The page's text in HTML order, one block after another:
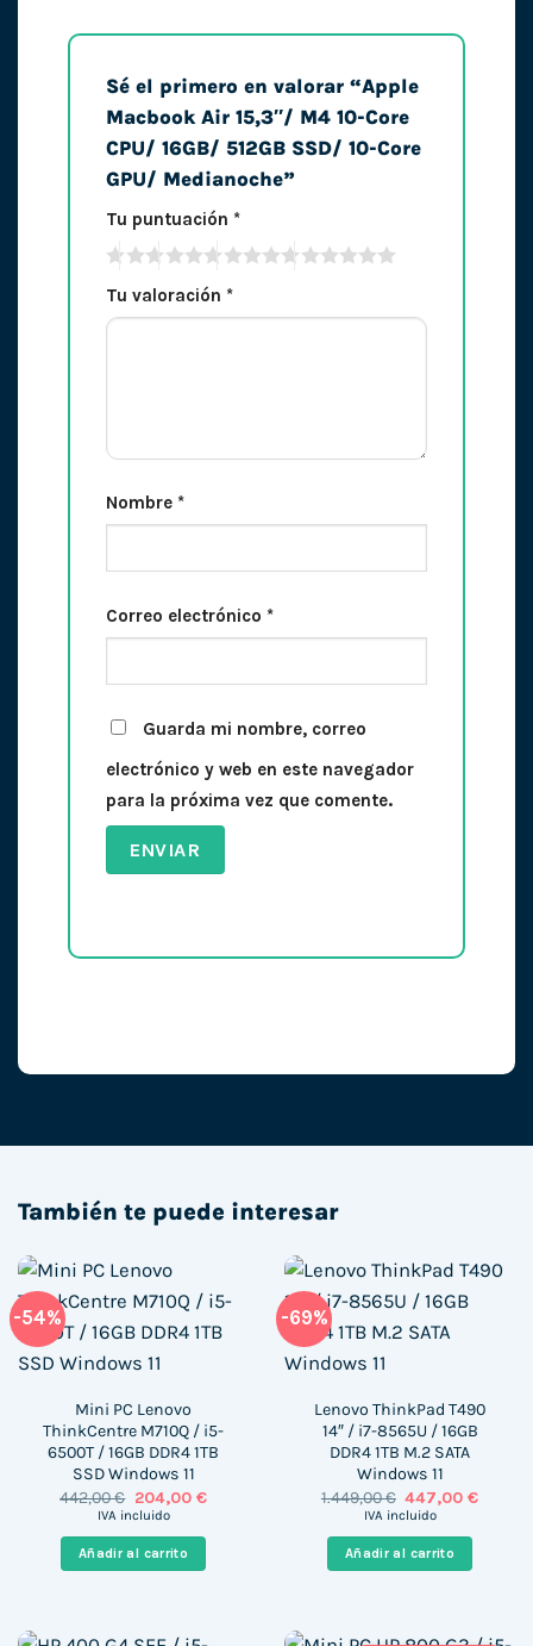
Sé el primero en valorar “Apple
Macbook Air 15,3″/ M4 10-Core
CPU/ 16GB/ 512GB SSD/ 10-Core
GPU/ Medianoche”
Tu puntuación *
Tu valoración *
Nombre *
Correo electrónico *
Guarda mi nombre, correo
electrónico y web en este navegador
para la próxima vez que comente.
También te puede interesar
-54%
Mini PC Lenovo
ThinkCentre M710Q / i5-
6500T / 16GB DDR4 1TB
SSD Windows 11
442,00€ El
precio
era:
442,00 €.
204,00 €El
es:
204,00 €.
IVA incluido
Añadir al carrito
-69%
Lenovo ThinkPad T490
14″ / i7-8565U / 16GB
DDR4 1TB M.2 SATA
Windows 11
1.449,00€ El
precio
era:
1.449,00 €.
447,00€El
IVA incluido
Añadir al carrito